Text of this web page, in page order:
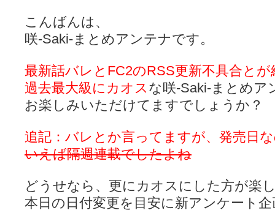
凡人の私 / ステルス坂こと咲-Saki-5巻表紙の舞台を発見しました
嶺上開花自摸 / Last day of Summer session 1
おもちもちもち - 咲-Saki- / ５・８小林先生の日記更新について考え
咲-Saki- | にゅいのって / 咲-Saki-臨時アンテナ
咲-Saki-ブログ！～麻雀下手でも咲が好き～ / ブログ名変更のお知らせ
嶺上航路 / ドラフト前日なので中日ドラゴンズのドラフト指名を予想
音を奏でて花が咲く - 咲-Saki- / 浩子「…あっ分かった 恐らくそうい
一萬人の麓路() - 咲-Saki- / 咲-Saki- 第193局[竜王] ドラゴンの王とパク
紺フェス - 咲-Saki- / 【越谷SS】とろけそうな日
(15:31)
ユズポニッキ - 咲-Saki- / ☆ #咲実写 ☆告知☆オンライン上映会☆ 阿
ああ、あの牌？ - 咲-Saki- / シノハユ菰沢中関連(江津・大田)の登場舞
麻雀アニメ＆麻雀ゲームあれこれ / 厄介な相手だよ！ あんたは
ばるのまーじゃん日和 - 咲-saki- / クリスマス！！そして… (10:28)
咲めも！ / ニワチョコ、尊い。 (04:23)
こんばんは、
咲-Saki-まとめアンテナです。
最新話バレとFC2のRSS更新不具合と
過去最大級にカオス な咲-Saki-まとめア
お楽しみいただけてますでしょうか？
追記：バレとか言ってますが、発売日
いえば隔週連載でしたよね
どうせなら、更にカオスにした方が楽
本日の日付変更を目安に新アンケート企